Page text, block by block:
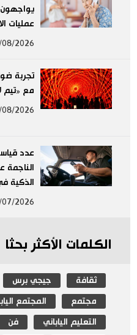
يواجهون
عمليات
2026
تجربة
مع «تيم
2026
عدد
الناجمة
الذكية
07/2026
الكلمات الأكثر بحثا
ثقافة جيجي برس
مجتمع المجتمع
التعليم الياباني فن